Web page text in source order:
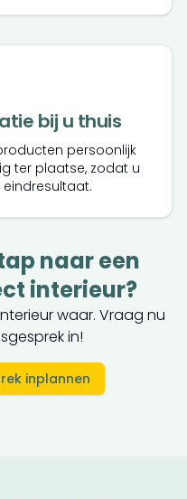
bij u thuis
persoonlijk
ter plaatse, zodat u
naar een
interieur?
waar. Vraag nu
in!
inplannen